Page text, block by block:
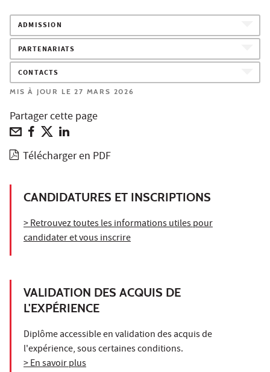
ADMISSION
PARTENARIATS
CONTACTS
MIS À JOUR LE 27 MARS 2026
Partager cette page
Télécharger en PDF
CANDIDATURES ET INSCRIPTIONS
> Retrouvez toutes les informations utiles pour
candidater et vous inscrire
VALIDATION DES ACQUIS DE
L'EXPÉRIENCE
Diplôme accessible en validation des acquis de
l'expérience, sous certaines conditions.
> En savoir plus